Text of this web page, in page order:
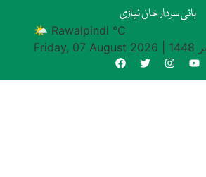
بانی سردار خان نیازی
🌤 Rawalpindi °C
Friday, 07 August 2026